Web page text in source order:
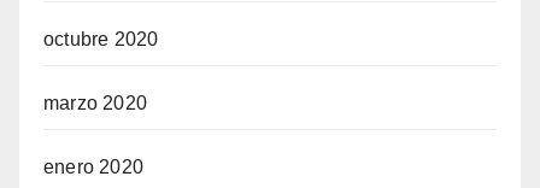
octubre 2020
marzo 2020
enero 2020